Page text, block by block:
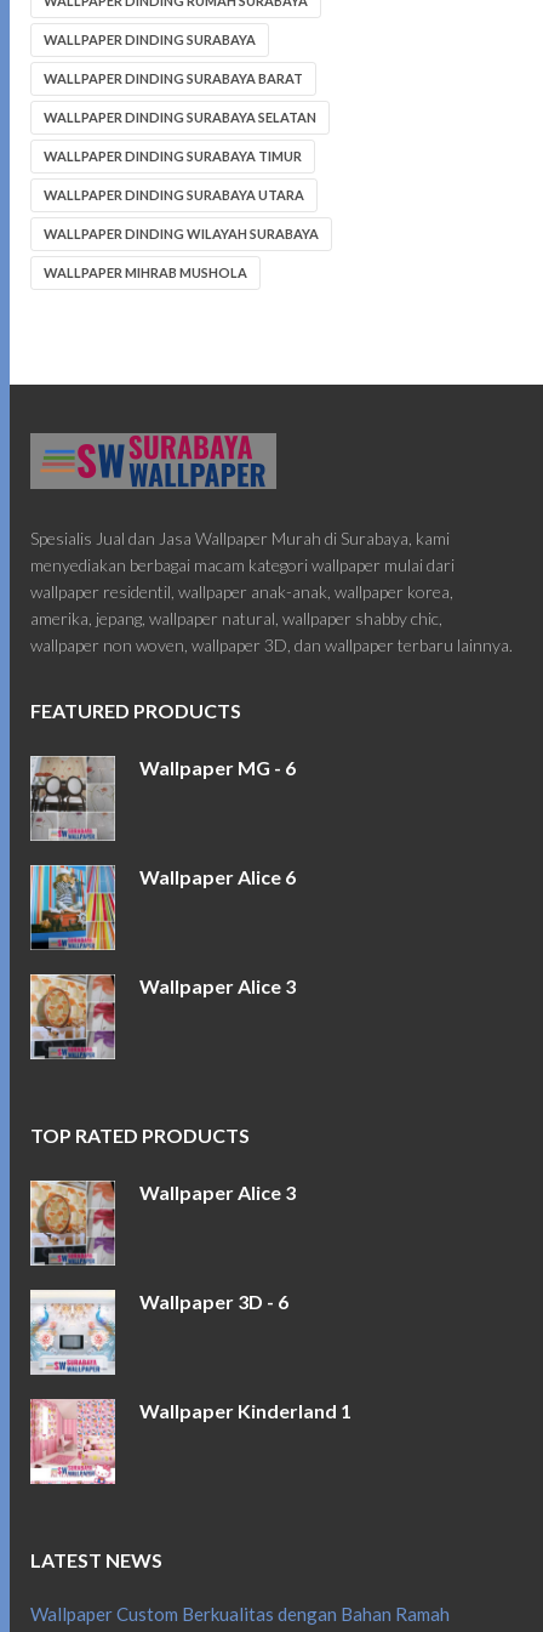
WALLPAPER DINDING SURABAYA
WALLPAPER DINDING SURABAYA BARAT
WALLPAPER DINDING SURABAYA SELATAN
WALLPAPER DINDING SURABAYA TIMUR
WALLPAPER DINDING SURABAYA UTARA
WALLPAPER DINDING WILAYAH SURABAYA
WALLPAPER MIHRAB MUSHOLA
Spesialis Jual dan Jasa Wallpaper Murah di Surabaya, kami
menyediakan berbagai macam kategori wallpaper mulai dari
wallpaper residentil, wallpaper anak-anak, wallpaper korea,
amerika, jepang, wallpaper natural, wallpaper shabby chic,
wallpaper non woven, wallpaper 3D, dan wallpaper terbaru lainnya.
FEATURED PRODUCTS
Wallpaper MG - 6
Wallpaper Alice 6
Wallpaper Alice 3
TOP RATED PRODUCTS
Wallpaper Alice 3
Wallpaper 3D - 6
Wallpaper Kinderland 1
LATEST NEWS
Wallpaper Custom Berkualitas dengan Bahan Ramah